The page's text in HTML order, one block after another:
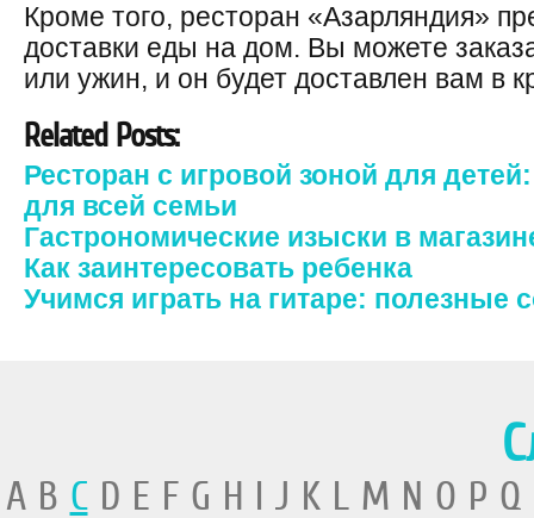
Кроме того, ресторан «Азарляндия»
доставки еды на дом. Вы можете
или ужин, и он будет доставлен вам в
Related Posts:
Ресторан с игровой зоной для
для всей семьи
Гастрономические изыски в
Как заинтересовать ребенка
Учимся играть на гитаре: полезные
A B CD E F G H I J K L M N O P